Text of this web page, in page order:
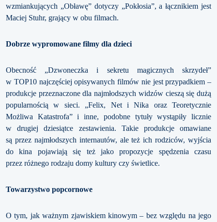
wzmiankujących „Obławę” dotyczy „Pokłosia”, a łącznikiem jest
Maciej Stuhr, grający w obu filmach.
Dobrze wypromowane filmy dla dzieci
Obecność „Dzwoneczka i sekretu magicznych skrzydeł”
w TOP10 najczęściej opisywanych filmów nie jest przypadkiem –
produkcje przeznaczone dla najmłodszych widzów cieszą się dużą
popularnością w sieci. „Felix, Net i Nika oraz Teoretycznie
Możliwa Katastrofa” i inne, podobne tytuły wystąpiły licznie
w drugiej dziesiątce zestawienia. Takie produkcje omawiane
są przez najmłodszych internautów, ale też ich rodziców, wyjścia
do kina pojawiają się też jako propozycje spędzenia czasu
przez różnego rodzaju domy kultury czy świetlice.
Towarzystwo popcornowe
O tym, jak ważnym zjawiskiem kinowym – bez względu na jego